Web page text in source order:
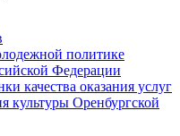
политике
Федерации
качества оказания услуг
культуры Оренбургской